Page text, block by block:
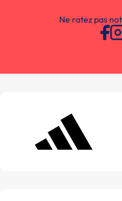
Ne ratez pas